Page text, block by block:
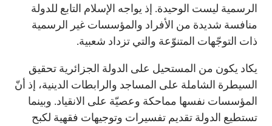
الرسمية ليست الوحيدة. إذ يواجه الإسلام التابع للدولة
منافسة شديدة من الأفراد والمؤسسات غير الرسمية
ذات التوجّهات المتنوّعة والتي تزداد شعبية.
يكاد يكون من المستحيل على الدولة الجزائرية تحقيق
السيطرة الشاملة على المساجد والرابطات الدينية، إذ أنّ
المؤسسات نفسها مماحكة وعصيّة على الانقياد. وبينما
تستطيع الدولة تقديم تفسيرات وتوجيهات فقهية لكبح